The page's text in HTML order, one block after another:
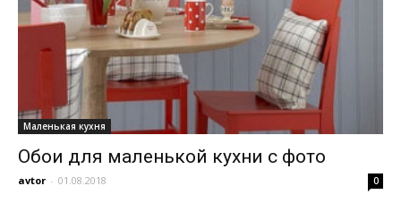
Маленькая кухня
Обои для маленькой кухни с фото
avtor - 01.08.2018 0